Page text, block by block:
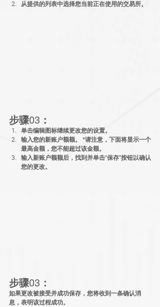
从提供的列表中选择您当前正在使用的交易所。
步骤03：
单击编辑图标继续更改您的设置。
输入您的新账户额额。 *请注意，下面将显示一个
最高金额，您不能超过该金额。
输入新账户额额后，找到并单击“保存”按钮以确认
您的更改。
步骤03：
如果更改被接受并成功保存，您将收到一条确认消
息，表明该过程成功。